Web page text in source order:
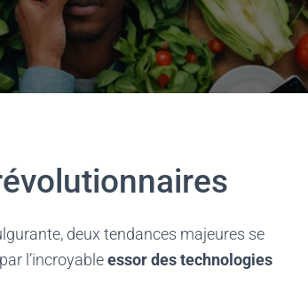
deux tendances majeures se
l’incroyableessor des technologies